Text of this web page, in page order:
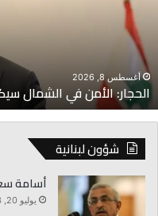
سيكون
مستمراً
أغسطس 8, 2026
الحجار: الأمن في الشمال
شؤون لبنانية
أسامة
يوليو 20, 2023